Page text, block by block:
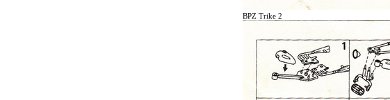
BPZ Trike 2